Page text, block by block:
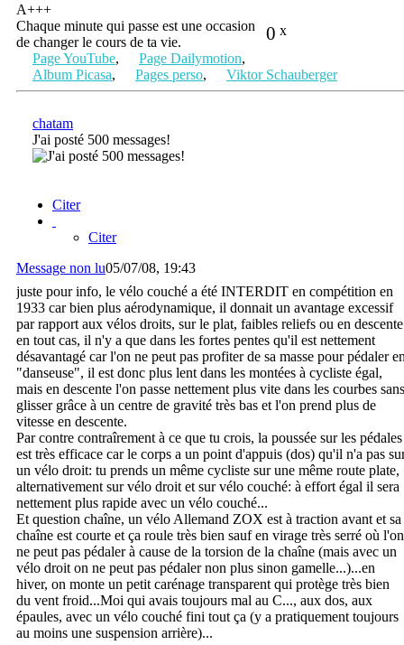
A+++
0 x
Chaque minute qui passe est une occasion
de changer le cours de ta vie.
Page YouTube, Page Dailymotion,
Album Picasa, Pages perso, Viktor Schauberger
chatam
J'ai posté 500 messages!
Citer
Citer
Message non lu05/07/08, 19:43
juste pour info, le vélo couché a été INTERDIT en compétition en
1933 car bien plus aérodynamique, il donnait un avantage excessif
par rapport aux vélos droits, sur le plat, faibles reliefs ou en descente
en tout cas, il n'y a que dans les fortes pentes qu'il est nettement
désavantagé car l'on ne peut pas profiter de sa masse pour pédaler
"danseuse", il est donc plus lent dans les montées à cycliste égal,
mais en descente l'on passe nettement plus vite dans les courbes sans
glisser grâce à un centre de gravité très bas et l'on prend plus de
vitesse en descente.
Par contre contraîrement à ce que tu crois, la poussée sur les pédales
est très efficace car le corps a un point d'appuis (dos) qu'il n'a pas
un vélo droit: tu prends un même cycliste sur une même route plate,
alternativement sur vélo droit et sur vélo couché: à effort égal il sera
nettement plus rapide avec un vélo couché...
Et question chaîne, un vélo Allemand ZOX est à traction avant et sa
chaîne est courte et ça roule très bien sauf en virage très serré où l'on
ne peut pas pédaler à cause de la torsion de la chaîne (mais avec un
vélo droit on ne peut pas pédaler non plus sinon gamelle...)...en
hiver, on monte un petit carénage transparent qui protège très bien
du vent froid...Moi qui avais toujours mal au C..., aux dos, aux
épaules, avec un vélo couché fini tout ça (y a pratiquement toujours
au moins une suspension arrière)...